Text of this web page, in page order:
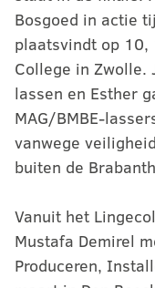
Bosgoed in actie
plaatsvindt op
College in Zwolle.
lassen en Esther
MAG/BMBE-
vanwege
buiten de
Vanuit het
Mustafa Demirel
Produceren,